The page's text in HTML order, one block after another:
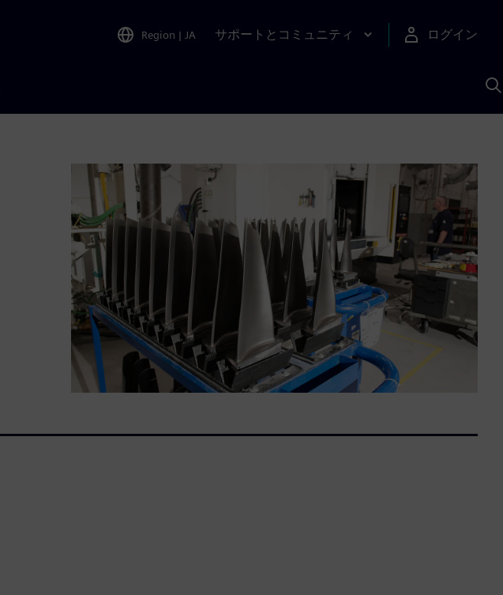
Region | JA サポートとコミュニティ ログイン